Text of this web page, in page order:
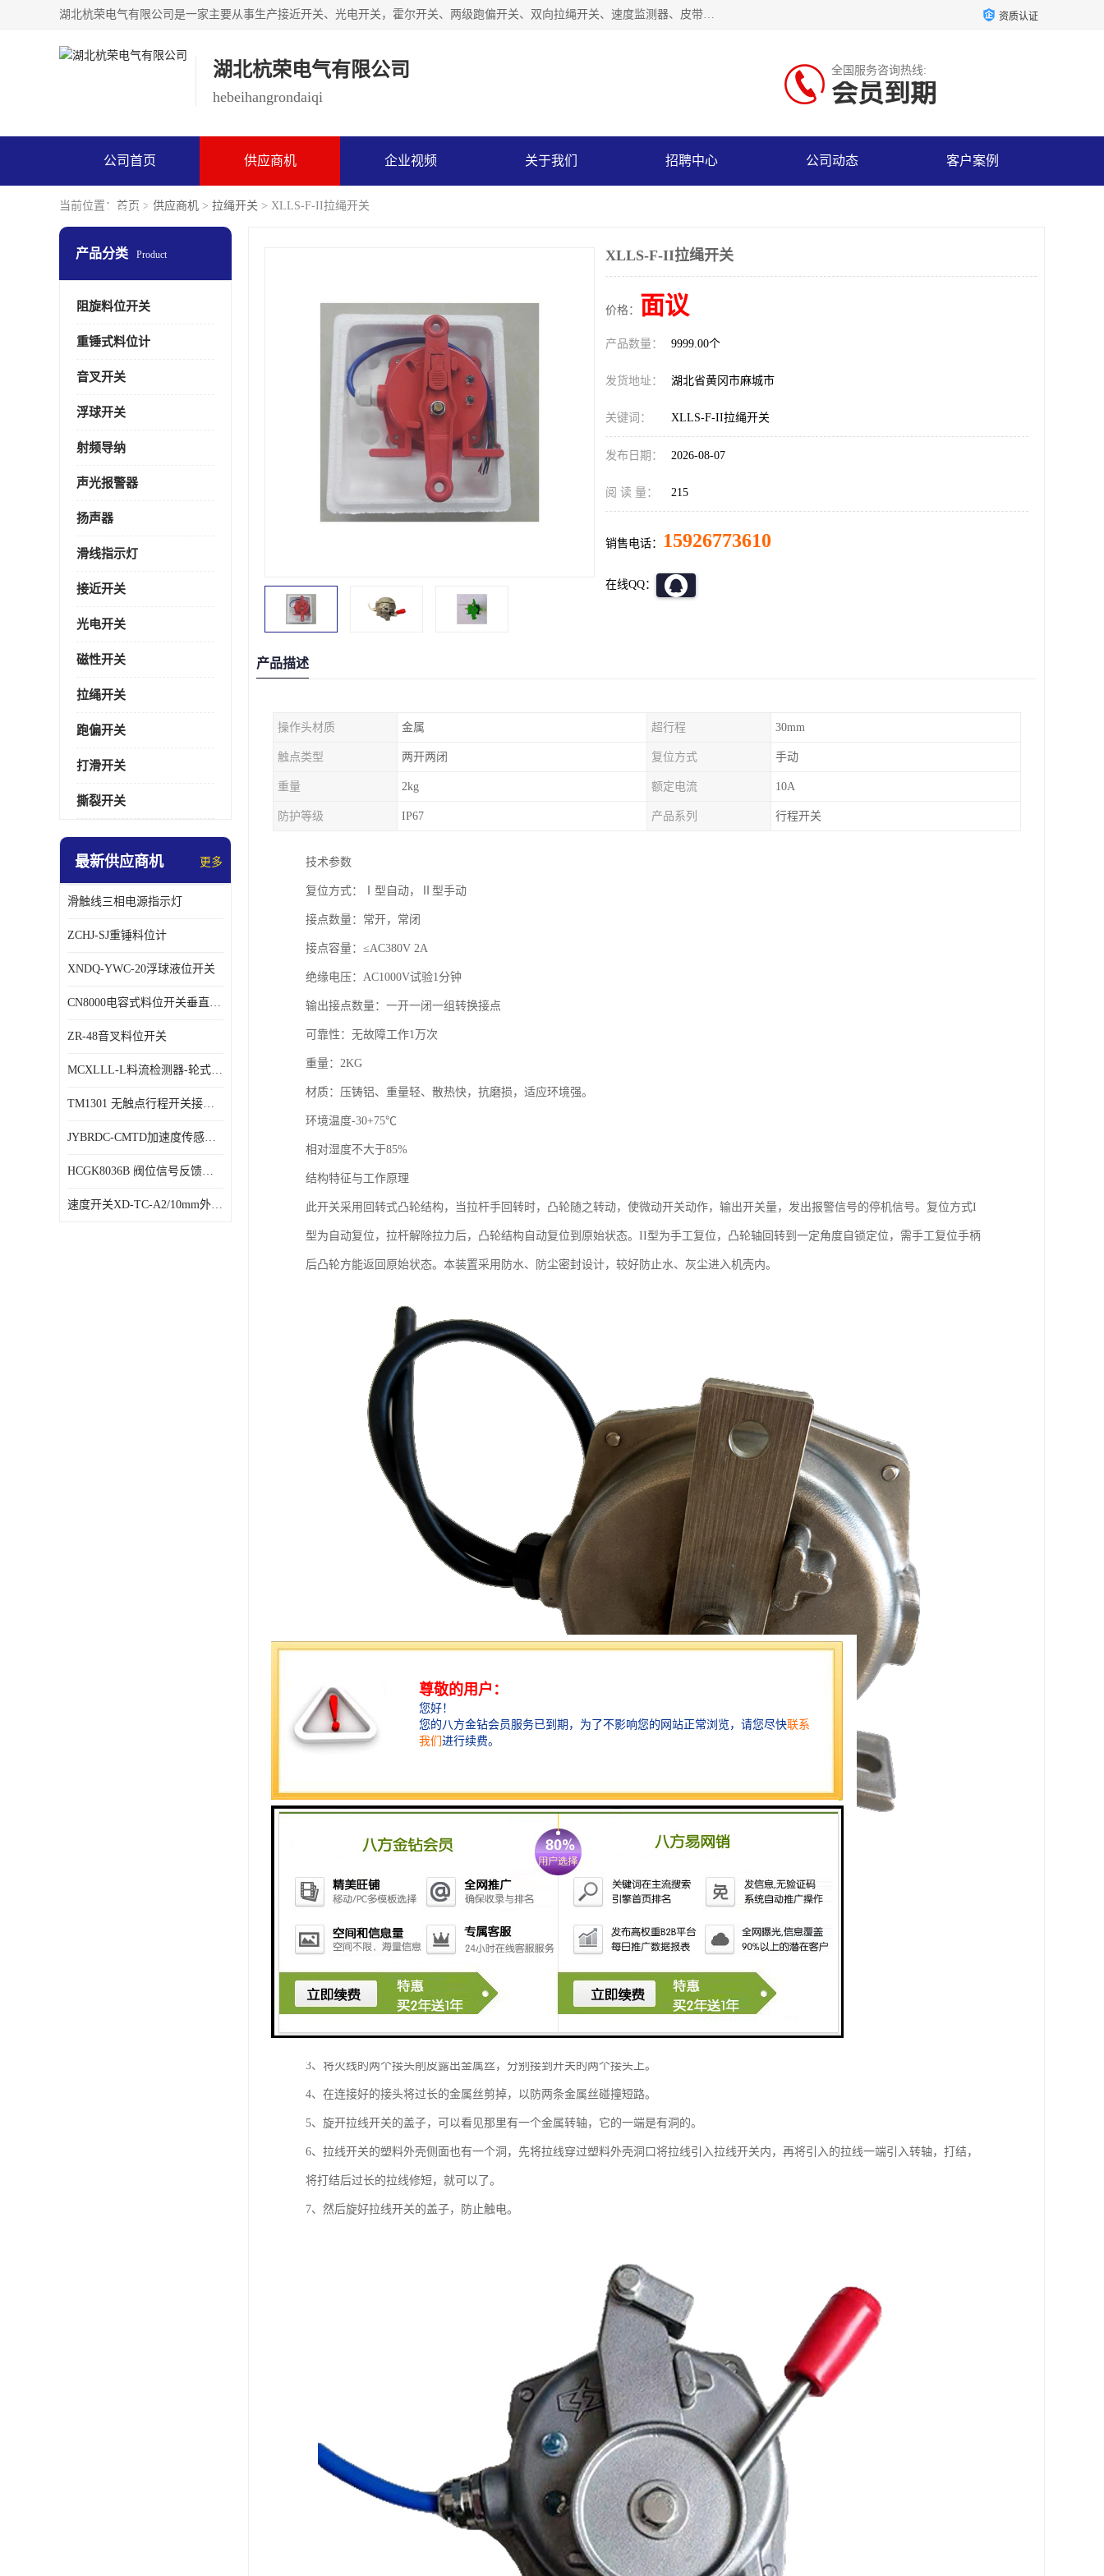
湖北杭荣电气有限公司是一家主要从事生产接近开关、光电开关，霍尔开关、两级跑偏开关、双向拉绳开关、速度监测器、皮带打滑开关、阻旋式料位开关、皮带纵向撕裂开关、溜槽堵塞开关、声光报警器、矿用磁性井筒开关等，主营行业：电气设备、仪器仪表制造, 高低压电器，成套电气设备，矿用防爆机电设备，皮带机综合保护系统，防爆电器，传感器，工矿配件，电器配件，自动化工业机器人的研发，制造，加工销售。 资质认证
湖北杭荣电气有限公司
hebeihangrondaiqi
全国服务咨询热线:
会员到期
公司首页 供应商机 企业视频 关于我们 招聘中心 公司动态 客户案例
联系方式
当前位置： 首页 > 供应商机 > 拉绳开关 > XLLS-F-II拉绳开关
产品分类 Product
阻旋料位开关
重锤式料位计
音叉开关
浮球开关
射频导纳
声光报警器
扬声器
滑线指示灯
接近开关
光电开关
磁性开关
拉绳开关
跑偏开关
打滑开关
撕裂开关
最新供应商机 更多
滑触线三相电源指示灯
ZCHJ-SJ重锤料位计
XNDQ-YWC-20浮球液位开关
CN8000电容式料位开关垂直安装时
ZR-48音叉料位开关
MCXLLL-L料流检测器-轮式煤流信号控制器
TM1301 无触点行程开关接线在交通设备中的稳定性
JYBRDC-CMTD加速度传感器距离远
HCGK8036B 阀位信号反馈装置 限位开关
速度开关XD-TC-A2/10mm外形图
XLLS-F-II拉绳开关
价格： 面议
产品数量： 9999.00个
发货地址： 湖北省黄冈市麻城市
关键词： XLLS-F-II拉绳开关
发布日期： 2026-08-07
阅 读 量： 215
销售电话： 15926773610
在线QQ：
产品描述
操作头材质 金属 超行程 30mm
触点类型 两开两闭 复位方式 手动
重量 2kg 额定电流 10A
防护等级 IP67 产品系列 行程开关
技术参数
复位方式：Ⅰ型自动，Ⅱ型手动
接点数量：常开，常闭
接点容量：≤AC380V 2A
绝缘电压：AC1000V试验1分钟
输出接点数量：一开一闭一组转换接点
可靠性：无故障工作1万次
重量：2KG
材质：压铸铝、重量轻、散热快，抗磨损，适应环境强。
环境温度-30+75℃
相对湿度不大于85%
结构特征与工作原理
此开关采用回转式凸轮结构，当拉杆手回转时，凸轮随之转动，使微动开关动作，输出开关量，发出报警信号的停机信号。复位方式I
型为自动复位，拉杆解除拉力后，凸轮结构自动复位到原始状态。II型为手工复位，凸轮轴回转到一定角度自锁定位，需手工复位手柄
后凸轮方能返回原始状态。本装置采用防水、防尘密封设计，较好防止水、灰尘进入机壳内。
注意事项
1、先切断总电源，接着要用wanneng表测出火线，开关一定是要装在火线的一端。
2、将火线在适合的地方剪断，就有两个接头了，拉线开关也有两个接头。
3、将火线的两个接头削皮露出金属丝，分别接到开关的两个接头上。
4、在连接好的接头将过长的金属丝剪掉，以防两条金属丝碰撞短路。
5、旋开拉线开关的盖子，可以看见那里有一个金属转轴，它的一端是有洞的。
6、拉线开关的塑料外壳侧面也有一个洞，先将拉线穿过塑料外壳洞口将拉线引入拉线开关内，再将引入的拉线一端引入转轴，打结，
将打结后过长的拉线修短，就可以了。
7、然后旋好拉线开关的盖子，防止触电。